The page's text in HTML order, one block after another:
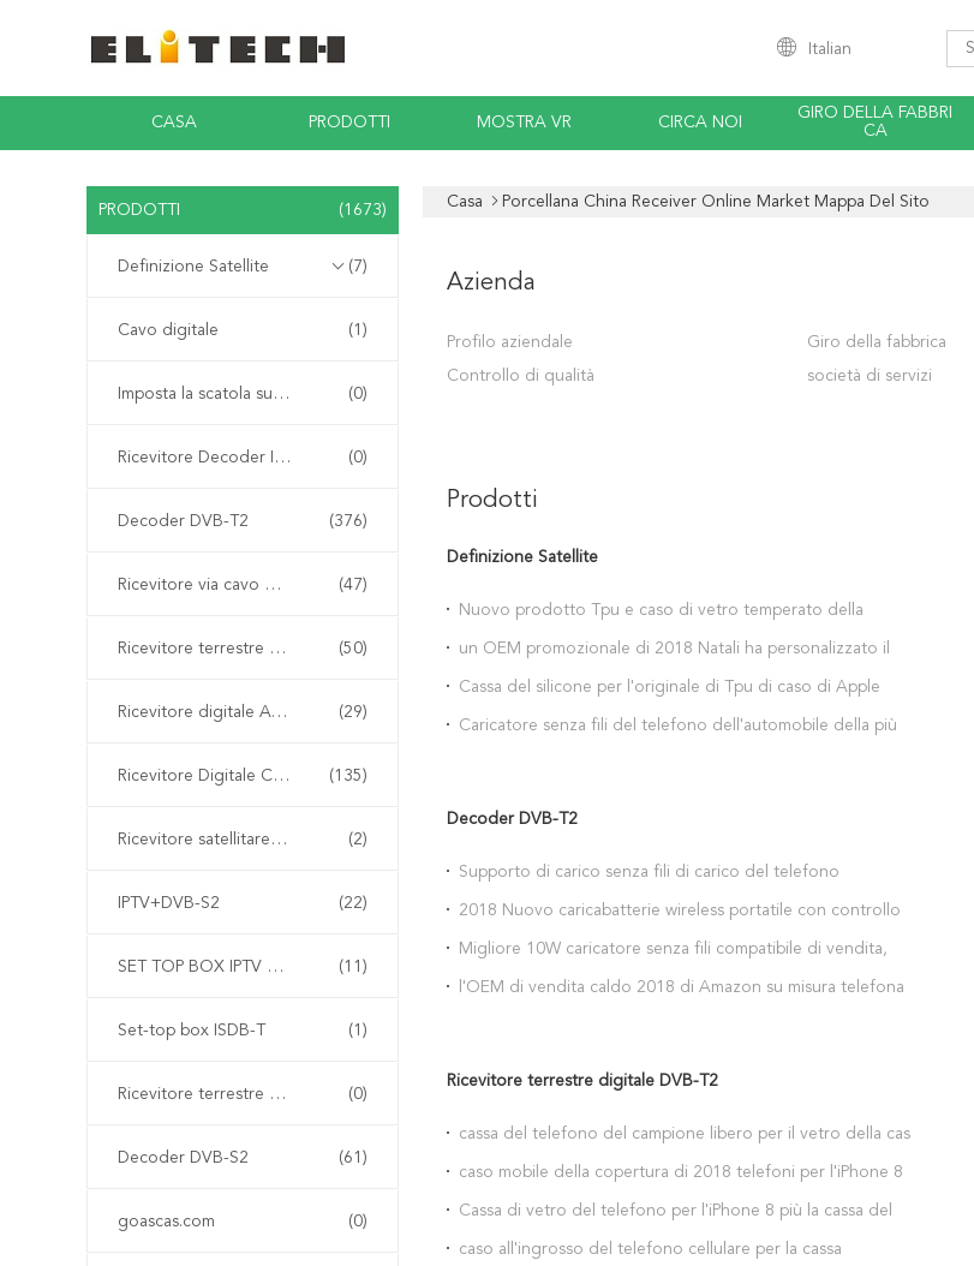
Italian
CASA PRODOTTI MOSTRA VR CIRCA NOI
GIRO DELLA FABBRI
CA
PRODOTTI (1673)
Definizione Satellite (7)
Cavo digitale (1)
Imposta la scatola superiore (0)
Ricevitore Decoder Integrato (0)
Decoder DVB-T2 (376)
Ricevitore via cavo digitale DVB-C (47)
Ricevitore terrestre digitale DVB-T2 (50)
Ricevitore digitale ATSC (29)
Ricevitore Digitale Combo (135)
Ricevitore satellitare DVB-S (2)
IPTV+DVB-S2 (22)
SET TOP BOX IPTV cinese (11)
Set-top box ISDB-T (1)
Ricevitore terrestre digitale DVB-T (0)
Decoder DVB-S2 (61)
goascas.com (0)
Casa Porcellana China Receiver Online Market Mappa Del Sito
Azienda
Profilo aziendale Giro della fabbrica
Controllo di qualità
società di servizi
Prodotti
Definizione Satellite
Nuovo prodotto Tpu e caso di vetro temperato della
copertura posteriore per Iphone X
un OEM promozionale di 2018 Natali ha personalizzato il
modulo di carico senza fili del bacino incastonato Qi per il
compagno 20 di Huawei
Cassa del silicone per l'originale di Tpu di caso di Apple
Caricatore senza fili del telefono dell'automobile della più
Decoder DVB-T2
Supporto di carico senza fili di carico del telefono
dell'automobile dello sfiatatoio del supporto dell'automobile
di 2019 radio per il iphone Xs massimo
2018 Nuovo caricabatterie wireless portatile con controllo
sensore LED Night Light per iphone 7/8/X/XS max xr per
samsu
Migliore 10W caricatore senza fili compatibile di vendita,
supporto del telefono dell'automobile con il supporto di
l'OEM di vendita caldo 2018 di Amazon su misura telefona il
Ricevitore terrestre digitale DVB-T2
cassa del telefono del campione libero per il vetro della cassa
dell'iPhone 8
caso mobile della copertura di 2018 telefoni per l'iPhone 8
Cassa di vetro del telefono per l'iPhone 8 più la cassa del
telefono
caso all'ingrosso del telefono cellulare per la cassa